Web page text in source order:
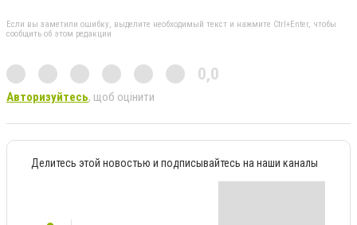
Если вы заметили ошибку, выделите необходимый текст и нажмите Ctrl+Enter, чтобы
сообщить об этом редакции
0,0
Авторизуйтесь, щоб оцінити
Делитесь этой новостью и подписывайтесь на наши каналы